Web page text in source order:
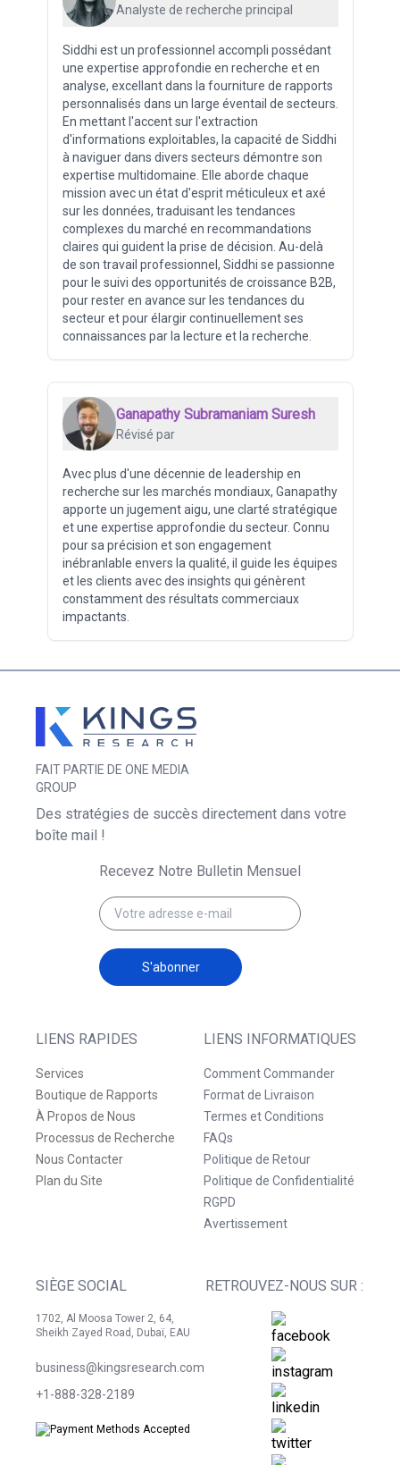
Analyste de recherche principal
Siddhi est un professionnel accompli possédant
une expertise approfondie en recherche et en
analyse, excellant dans la fourniture de rapports
personnalisés dans un large éventail de secteurs.
En mettant l'accent sur l'extraction
d'informations exploitables, la capacité de Siddhi
à naviguer dans divers secteurs démontre son
expertise multidomaine. Elle aborde chaque
mission avec un état d'esprit méticuleux et axé
sur les données, traduisant les tendances
complexes du marché en recommandations
claires qui guident la prise de décision. Au-delà
de son travail professionnel, Siddhi se passionne
pour le suivi des opportunités de croissance B2B,
pour rester en avance sur les tendances du
secteur et pour élargir continuellement ses
connaissances par la lecture et la recherche.
Ganapathy Subramaniam Suresh
Révisé par
Avec plus d'une décennie de leadership en
recherche sur les marchés mondiaux, Ganapathy
apporte un jugement aigu, une clarté stratégique
et une expertise approfondie du secteur. Connu
pour sa précision et son engagement
inébranlable envers la qualité, il guide les équipes
et les clients avec des insights qui génèrent
constamment des résultats commerciaux
impactants.
FAIT PARTIE DE ONE MEDIA
GROUP
LIENS RAPIDES
Services
Boutique de Rapports
À Propos de Nous
Processus de Recherche
Nous Contacter
Plan du Site
LIENS INFORMATIQUES
Comment Commander
Format de Livraison
Termes et Conditions
FAQs
Politique de Retour
Politique de Confidentialité
RGPD
Avertissement
SIÈGE SOCIAL
1702, Al Moosa Tower 2, 64,
Sheikh Zayed Road, Dubaï, EAU
business@kingsresearch.com
+1-888-328-2189
RETROUVEZ-NOUS SUR :
Des stratégies de succès directement dans votre
boîte mail !
Recevez Notre Bulletin Mensuel
S'abonner